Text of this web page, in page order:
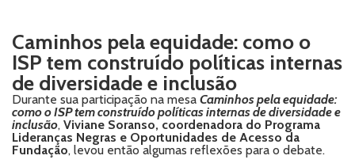
Caminhos pela equidade: como o
ISP tem construído políticas internas
de diversidade e inclusão
Durante sua participação na mesa Caminhos pela equidade:
como o ISP tem construído políticas internas de diversidade e
inclusão, Viviane Soranso, coordenadora do Programa
Lideranças Negras e Oportunidades de Acesso da
Fundação, levou então algumas reflexões para o debate.